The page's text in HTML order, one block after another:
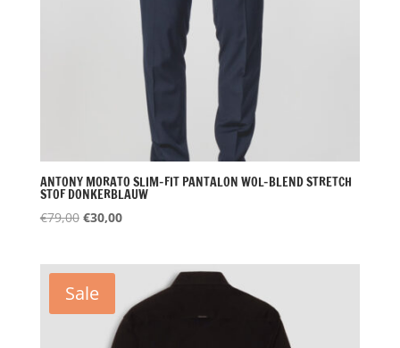
ANTONY MORATO SLIM-FIT PANTALON WOL-BLEND STRETCH
STOF DONKERBLAUW
€79,00 Oorspronkelijke
€79,00.
€30,00Huidige
Sale